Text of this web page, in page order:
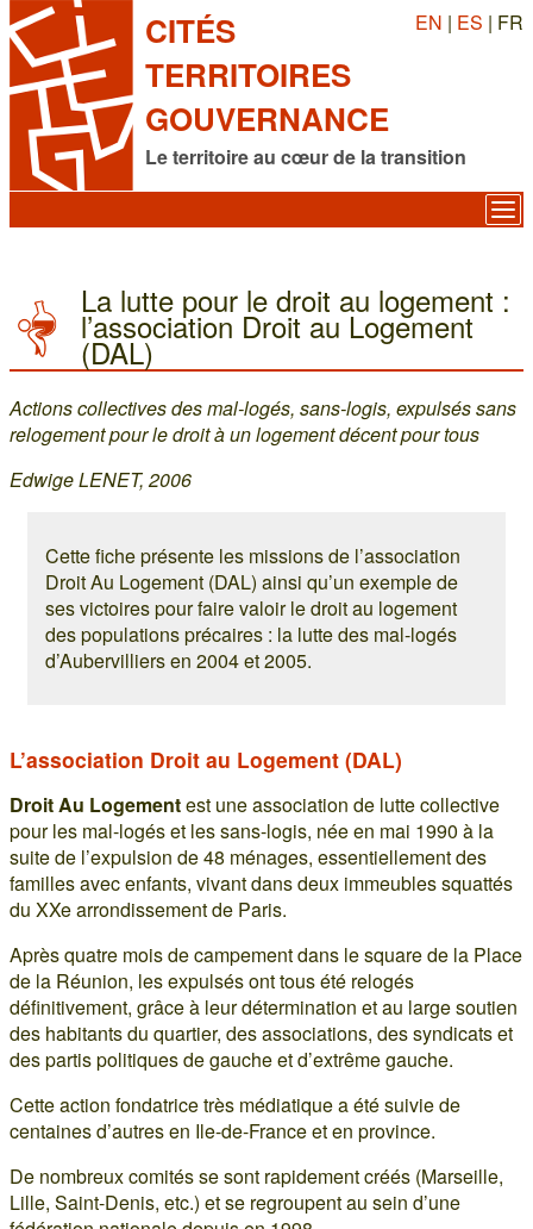
CITÉS
TERRITOIRES
GOUVERNANCE
Le territoire au cœur de la transition
EN | ES | FR
La lutte pour le droit au logement :
l’association Droit au Logement
(DAL)
Actions collectives des mal-logés, sans-logis, expulsés sans
relogement pour le droit à un logement décent pour tous
Edwige LENET, 2006
Cette fiche présente les missions de l’association
Droit Au Logement (DAL) ainsi qu’un exemple de
ses victoires pour faire valoir le droit au logement
des populations précaires : la lutte des mal-logés
d’Aubervilliers en 2004 et 2005.
L’association Droit au Logement (DAL)
Droit Au Logementest une association de lutte collective
pour les mal-logés et les sans-logis, née en mai 1990 à la
suite de l’expulsion de 48 ménages, essentiellement des
familles avec enfants, vivant dans deux immeubles squattés
du XXe arrondissement de Paris.
Après quatre mois de campement dans le square de la Place
de la Réunion, les expulsés ont tous été relogés
définitivement, grâce à leur détermination et au large soutien
des habitants du quartier, des associations, des syndicats et
des partis politiques de gauche et d’extrême gauche.
Cette action fondatrice très médiatique a été suivie de
centaines d’autres en Ile-de-France et en province.
De nombreux comités se sont rapidement créés (Marseille,
Lille, Saint-Denis, etc.) et se regroupent au sein d’une